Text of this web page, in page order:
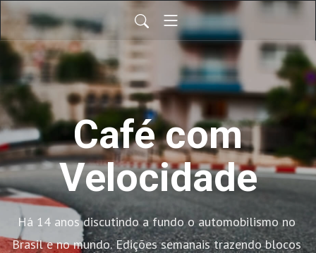
Café com
Velocidade
Há 14 anos discutindo a fundo o automobilismo no
Brasil e no mundo. Edições semanais trazendo blocos